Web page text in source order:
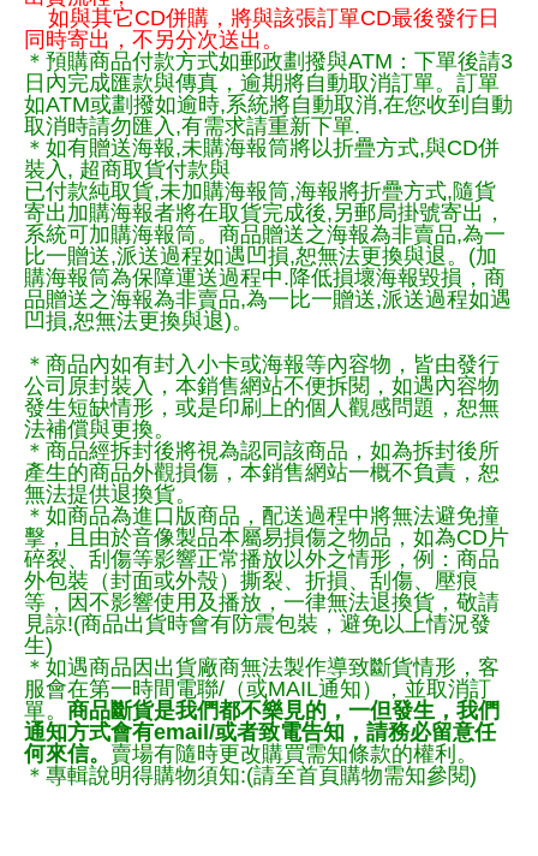
如與其它CD併購，將與該張訂單CD最後發行日
同時寄出，不另分次送出。
＊預購商品付款方式如郵政劃撥與ATM：下單後請3
日內完成匯款與傳真，逾期將自動取消訂單。訂單
如ATM或劃撥如逾時,系統將自動取消,在您收到自動
取消時請勿匯入,有需求請重新下單.
＊如有贈送海報,未購海報筒將以折疊方式,與CD併
裝入, 超商取貨付款與
已付款純取貨,未加購海報筒,海報將折疊方式,隨貨
寄出加購海報者將在取貨完成後,另郵局掛號寄出，
系統可加購海報筒。商品贈送之海報為非賣品,為一
比一贈送,派送過程如遇凹損,恕無法更換與退。(加
購海報筒為保障運送過程中.降低損壞海報毀損，商
品贈送之海報為非賣品,為一比一贈送,派送過程如遇
凹損,恕無法更換與退)。
＊商品內如有封入小卡或海報等內容物，皆由發行
公司原封裝入，本銷售網站不便拆閱，如遇內容物
發生短缺情形，或是印刷上的個人觀感問題，恕無
法補償與更換。
＊商品經拆封後將視為認同該商品，如為拆封後所
產生的商品外觀損傷，本銷售網站一概不負責，恕
無法提供退換貨。
＊如商品為進口版商品，配送過程中將無法避免撞
擊，且由於音像製品本屬易損傷之物品，如為CD片
碎裂、刮傷等影響正常播放以外之情形，例：商品
外包裝（封面或外殼）撕裂、折損、刮傷、壓痕
等，因不影響使用及播放，一律無法退換貨，敬請
見諒!(商品出貨時會有防震包裝，避免以上情況發
生)
＊如遇商品因出貨廠商無法製作導致斷貨情形，客
服會在第一時間電聯/（或MAIL通知），並取消訂
單。 商品斷貨是我們都不樂見的，一但發生，我們
通知方式會有email/或者致電告知，請務必留意任
何來信。 賣場有隨時更改購買需知條款的權利。
＊專輯說明得購物須知:(請至首頁購物需知參閱)